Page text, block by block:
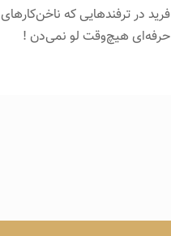
فرید درترفندهایی که ناخن‌کارهای
حرفه‌ای هیچ‌وقت لو نمی‌دن !